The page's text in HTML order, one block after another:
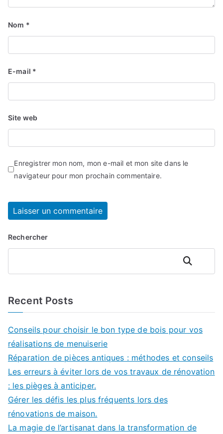
Nom *
E-mail *
Site web
Enregistrer mon nom, mon e-mail et mon site dans le
navigateur pour mon prochain commentaire.
Rechercher
Rechercher
Recent Posts
Conseils pour choisir le bon type de bois pour vos
réalisations de menuiserie
Réparation de pièces antiques : méthodes et conseils
Les erreurs à éviter lors de vos travaux de rénovation
: les pièges à anticiper.
Gérer les défis les plus fréquents lors des
rénovations de maison.
La magie de l’artisanat dans la transformation de